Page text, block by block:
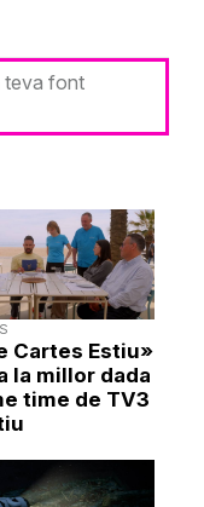
teva font
Cartes Estiu»
la millor dada
time de TV3